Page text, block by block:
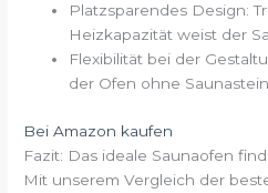
Platzsparendes Design:
Heizkapazität weist der
Flexibilität bei der
der Ofen ohne
Bei Amazon kaufen
Fazit: Das ideale Saunaofen
Mit unserem Vergleich der